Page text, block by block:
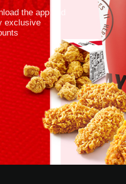
the app and
exclusive